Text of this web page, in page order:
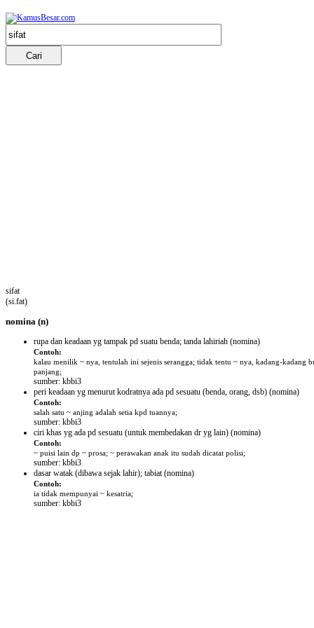
sifat
(si.fat)
nomina (n)
rupa dan keadaan yg tampak pd suatu benda; tanda lahiriah (nomina)
Contoh:
kalau menilik ~ nya, tentulah ini sejenis serangga; tidak tentu ~ nya, kadang-kadang
panjang;
sumber: kbbi3
peri keadaan yg menurut kodratnya ada pd sesuatu (benda, orang, dsb) (nomina)
Contoh:
salah satu ~ anjing adalah setia kpd tuannya;
sumber: kbbi3
ciri khas yg ada pd sesuatu (untuk membedakan dr yg lain) (nomina)
Contoh:
~ puisi lain dp ~ prosa; ~ perawakan anak itu sudah dicatat polisi;
sumber: kbbi3
dasar watak (dibawa sejak lahir); tabiat (nomina)
Contoh:
ia tidak mempunyai ~ kesatria;
sumber: kbbi3